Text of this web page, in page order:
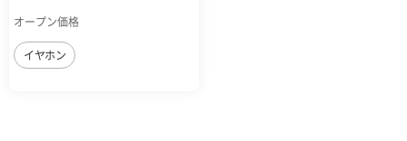
オープン価格
イヤホン